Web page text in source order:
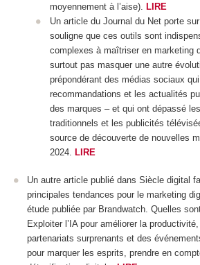
moyennement à l’aise).
LIRE
Un article du Journal du Net porte sur
souligne que ces outils sont
complexes à maîtriser en marketing
surtout pas masquer une autre
prépondérant des médias sociaux
recommandations et les actualités
des marques – et qui ont dépassé
traditionnels et les publicités
source de découverte de nouvelles
2024.
LIRE
Un autre article publié dans Siècle digital
principales tendances pour le marketing
étude publiée par Brandwatch. Quelles
Exploiter l’IA pour améliorer la
partenariats surprenants et des
pour marquer les esprits, prendre en